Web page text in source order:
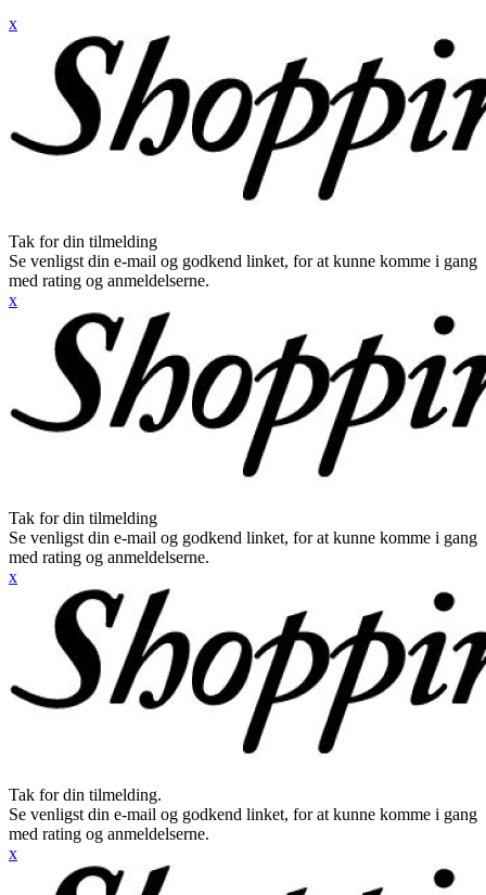
x
Tak for din tilmelding
Se venligst din e-mail og godkend linket, for at kunne komme i gang
med rating og anmeldelserne.
x
Tak for din tilmelding
Se venligst din e-mail og godkend linket, for at kunne komme i gang
med rating og anmeldelserne.
x
Tak for din tilmelding.
Se venligst din e-mail og godkend linket, for at kunne komme i gang
med rating og anmeldelserne.
x